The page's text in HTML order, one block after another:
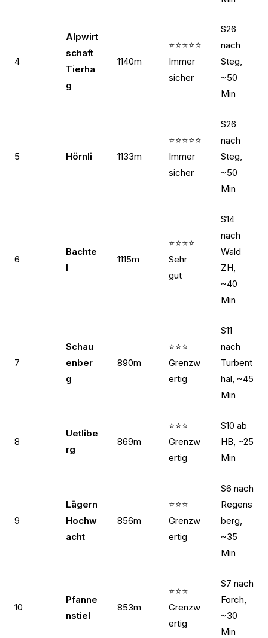
4
Alpwirt
schaft
Tierha
g
1140m
⭐⭐⭐⭐⭐
Immer
sicher
S26
nach
Steg,
~50
Min
5 Hörnli 1133m
⭐⭐⭐⭐⭐
Immer
sicher
S26
nach
Steg,
~50
Min
6
Bachte
l
1115m
⭐⭐⭐⭐
Sehr
gut
S14
nach
Wald
ZH,
~40
Min
7
Schau
enber
g
890m
⭐⭐⭐
Grenzw
ertig
S11
nach
Turbent
hal, ~45
Min
8
Uetlibe
rg
869m
⭐⭐⭐
Grenzw
ertig
S10 ab
HB, ~25
Min
9
Lägern
Hochw
acht
856m
⭐⭐⭐
Grenzw
ertig
S6 nach
Regens
berg,
~35
Min
10
Pfanne
nstiel
853m
⭐⭐⭐
Grenzw
ertig
S7 nach
Forch,
~30
Min